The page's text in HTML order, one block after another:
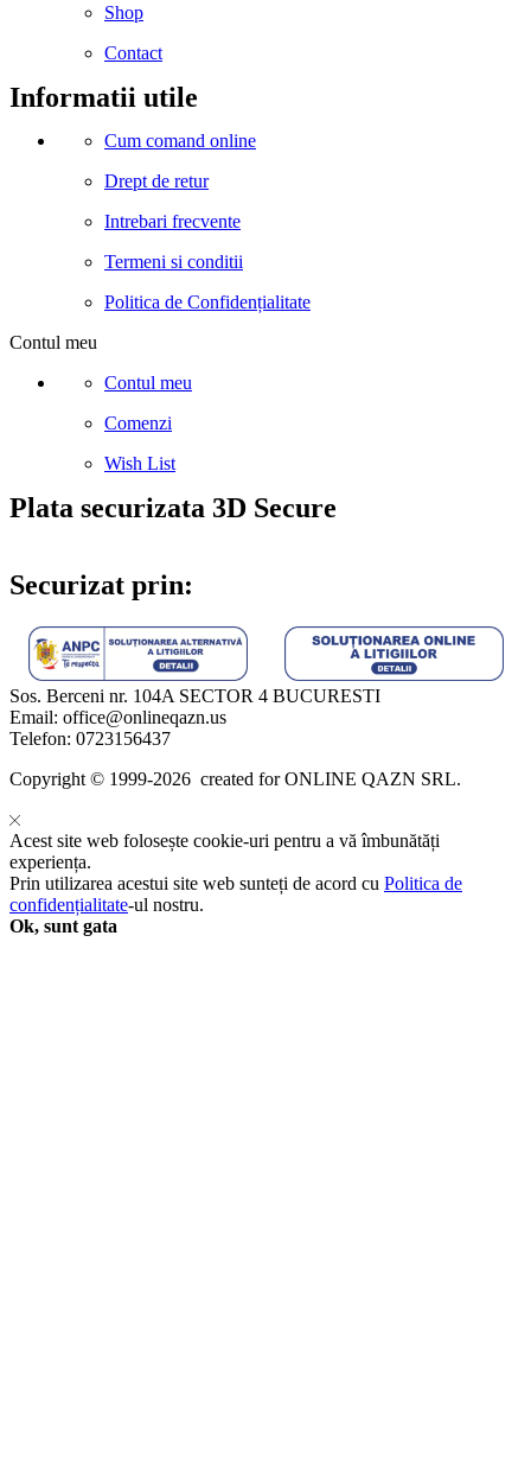
Shop
Contact
Informatii utile
Cum comand online
Drept de retur
Intrebari frecvente
Termeni si conditii
Politica de Confidențialitate
Contul meu
Contul meu
Comenzi
Wish List
Plata securizata 3D Secure
Securizat prin:
Sos. Berceni nr. 104A SECTOR 4 BUCURESTI
Email: office@onlineqazn.us
Telefon: 0723156437
Copyright ©️ 1999-2026 created for ONLINE QAZN SRL.
Acest site web folosește cookie-uri pentru a vă îmbunătăți
experiența.
Prin utilizarea acestui site web sunteți de acord cu Politica de
confidențialitate-ul nostru.
Ok, sunt gata